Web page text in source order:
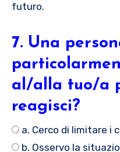
futuro.
7. Una
al/alla tuo/a
reagisci?
a. Cerco di limitare i
b. Osservo la